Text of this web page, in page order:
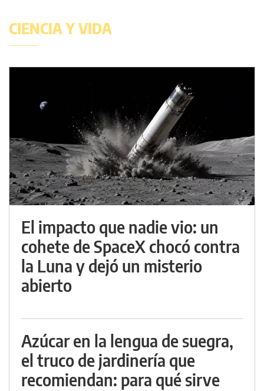
CIENCIA Y VIDA
El impacto que nadie vio: un
cohete de SpaceX chocó contra
la Luna y dejó un misterio
abierto
Azúcar en la lengua de suegra,
el truco de jardinería que
recomiendan: para qué sirve